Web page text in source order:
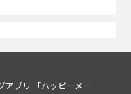
アプリ 「ハッピーメー